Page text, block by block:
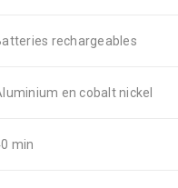
rechargeables
en cobalt nickel
min